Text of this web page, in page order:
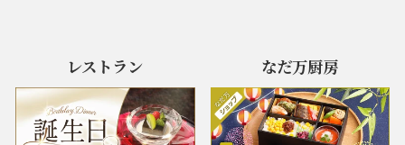
レストラン なだ万厨房